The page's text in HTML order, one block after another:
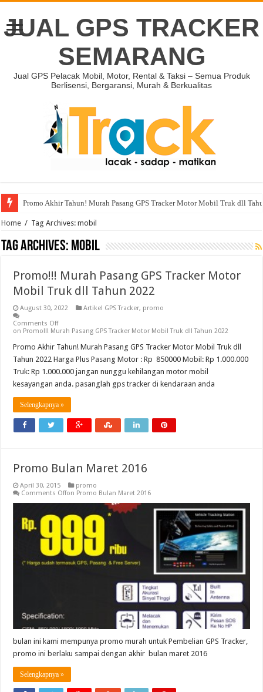
JUAL GPS TRACKER
SEMARANG
Jual GPS Pelacak Mobil, Motor, Rental & Taksi – Semua Produk
Berlisensi, Bergaransi, Murah & Berkualitas
Promo Akhir Tahun! Murah Pasang GPS Tracker Motor Mobil Truk dll
Home / Tag Archives: mobil
Tag Archives: mobil
Promo!!! Murah Pasang GPS Tracker Motor
Mobil Truk dll Tahun 2022
August 30, 2022 Artikel GPS Tracker, promo
Comments Off
on Promo!!! Murah Pasang GPS Tracker Motor Mobil Truk dll Tahun 2022
Promo Akhir Tahun! Murah Pasang GPS Tracker Motor Mobil Truk dll
Tahun 2022 Harga Plus Pasang Motor : Rp 850000 Mobil: Rp 1.000.000
Truk: Rp 1.000.000 jangan nunggu kehilangan motor mobil
kesayangan anda. pasanglah gps tracker di kendaraan anda
Selengkapnya »
Promo Bulan Maret 2016
April 30, 2015
promo
Comments Offon Promo Bulan Maret 2016
bulan ini kami mempunya promo murah untuk Pembelian GPS Tracker,
promo ini berlaku sampai dengan akhir bulan maret 2016
Selengkapnya »